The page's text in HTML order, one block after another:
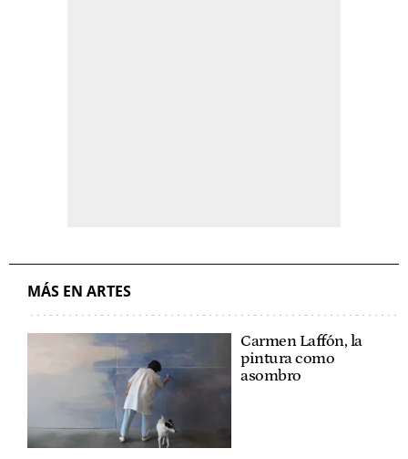
MÁS EN ARTES
Carmen Laffón, la
pintura como
asombro